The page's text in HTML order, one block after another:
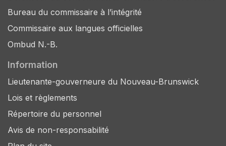
Bureau du commissaire à l’intégrité
Commissaire aux langues officielles
Ombud N.-B.
Information
Lieutenante-gouverneure du Nouveau-Brunswick
Lois et règlements
Répertoire du personnel
Avis de non-responsabilité